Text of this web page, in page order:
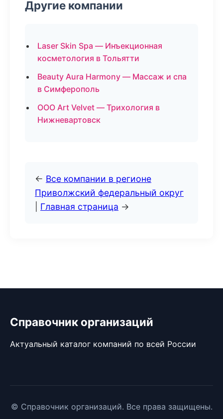
Другие компании
Laser Skin Spa — Инъекционная
косметология в Тольятти
Beauty Aura Harmony — Массаж и спа
в Симферополь
ООО Art Velvet — Трихология в
Нижневартовск
← Все компании в регионе
Приволжский федеральный округ
Главная страница →
Справочник организаций
Актуальный каталог компаний по всей России
© Справочник организаций. Все права защищены.